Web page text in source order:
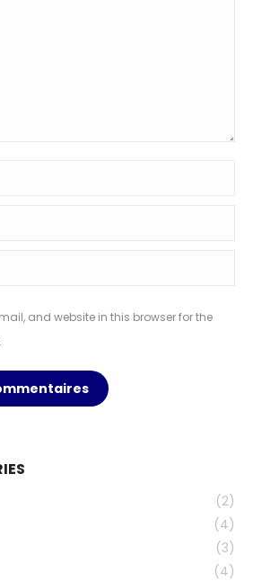
and website in this browser for the
(2)
(4)
(3)
(4)